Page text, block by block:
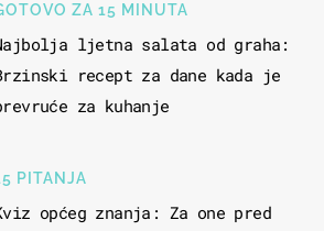
ZA 15 MINUTA
ljetna salata od graha:
recept za dane kada je
za kuhanje
PITANJA
općeg znanja: Za one pred